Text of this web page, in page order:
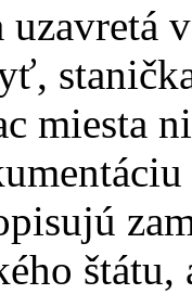
uzavretá
miesta